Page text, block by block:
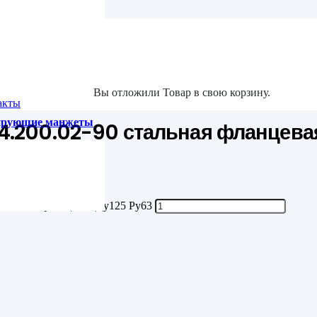
манжеты
Вы отложили Товар в свою корзину.
90 стальная
фланцевая Ду125 Ру63